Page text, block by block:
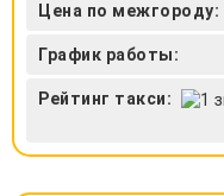
Цена по межгороду:
График работы:
Рейтинг такси: